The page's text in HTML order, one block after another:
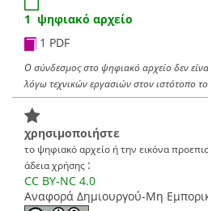
1 ψηφιακό αρχείο
1 PDF
Ο σύνδεσμος στο ψηφιακό αρχείο δεν
λόγω τεχνικών εργασιών στον ιστότοπο
χρησιμοποιήστε
το ψηφιακό αρχείο ή την εικόνα
άδεια χρήσης :
CC BY-NC 4.0
Αναφορά Δημιουργού-Μη